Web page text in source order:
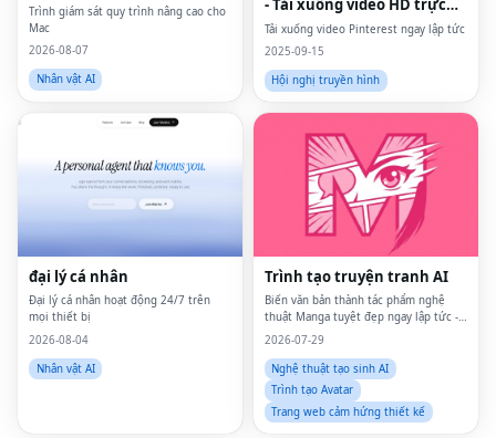
Trình giám sát quy trình nâng cao cho
Mac
2026-08-07
Nhân vật AI
- Tải xuống video HD trực
tuyến
Tải xuống video Pinterest ngay lập tức
2025-09-15
Hội nghị truyền hình
đại lý cá nhân
Đại lý cá nhân hoạt động 24/7 trên
mọi thiết bị
2026-08-04
Nhân vật AI
Trình tạo truyện tranh AI
Biến văn bản thành tác phẩm nghệ
thuật Manga tuyệt đẹp ngay lập tức -
Không cần kỹ năng vẽ.
2026-07-29
Nghệ thuật tạo sinh AI
Trình tạo Avatar
Trang web cảm hứng thiết kế